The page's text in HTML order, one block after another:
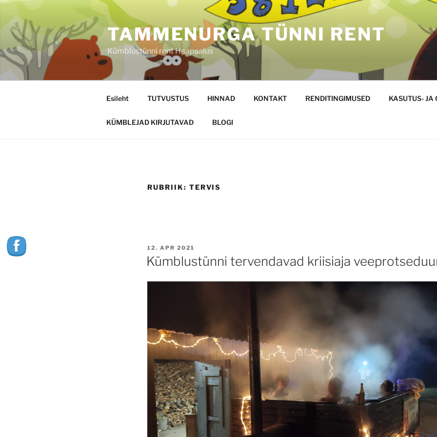
Skip
content
TAMMENURGA TÜNNI RENT
Kümblustünni rent Haapsalus
Esileht TUTVUSTUS HINNAD KONTAKT RENDITINGIMUSED KASUTUS- JA
KÜMBLEJAD KIRJUTAVAD BLOGI
RUBRIIK: TERVIS
POSTED
ON
12. APR 2021
Kümblustünni tervendavad kriisiaja